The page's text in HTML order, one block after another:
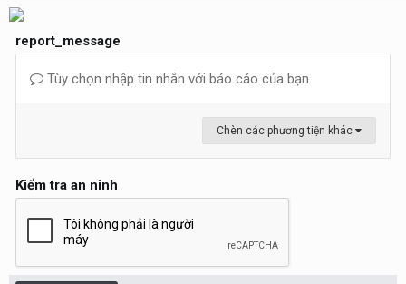
report_message
Tùy chọn nhập tin nhắn với báo cáo của bạn.
Chèn các phương tiện khác
Kiểm tra an ninh